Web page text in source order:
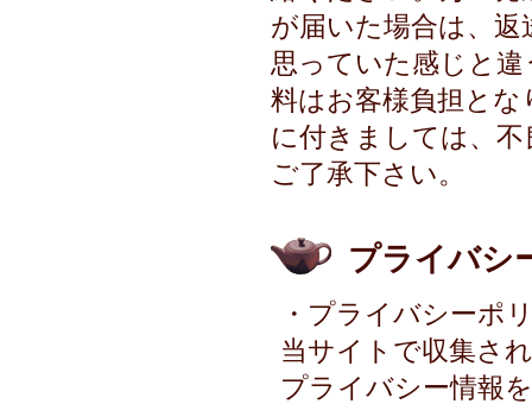
が届いた場合は、
思っていた感じと
料はお客様負担と
に付きましては、
ご了承下さい。
プライバシ
・プライバシーポ
当サイトで収集さ
プライバシー情報